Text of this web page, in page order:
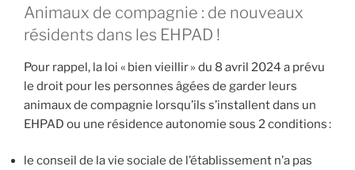
Animaux de compagnie : de nouveaux
résidents dans les EHPAD !
Pour rappel, la loi « bien vieillir » du 8 avril 2024 a prévu
le droit pour les personnes âgées de garder leurs
animaux de compagnie lorsqu’ils s’installent dans un
EHPAD ou une résidence autonomie sous 2 conditions :
le conseil de la vie sociale de l’établissement n’a pas